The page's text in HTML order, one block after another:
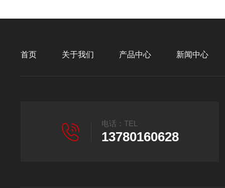
首页 关于我们 产品中心 新闻中心
电话：TEL
13780160628